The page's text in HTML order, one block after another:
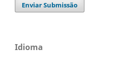
Enviar Submissão
Idioma